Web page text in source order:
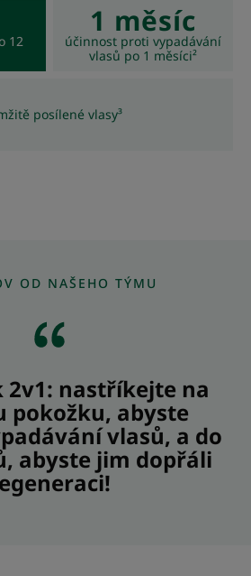
12
1 měsíc
účinnost proti vypadávání
vlasů po 1 měsíci²
posílené vlasy³
OD NAŠEHO TÝMU
2v1: nastříkejte na
pokožku, abyste
vlasů, a do
abyste jim dopřáli